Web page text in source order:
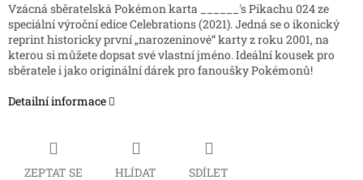
Vzácná sběratelská Pokémon karta ______'s Pikachu 024 ze
speciální výroční edice Celebrations (2021). Jedná se o ikonický
reprint historicky první „narozeninové“ karty z roku 2001, na
kterou si můžete dopsat své vlastní jméno. Ideální kousek pro
sběratele i jako originální dárek pro fanoušky Pokémonů!
Detailní informace
ZEPTAT SE HLÍDAT SDÍLET